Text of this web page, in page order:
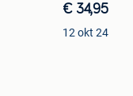
€ 34,95
12 okt 24